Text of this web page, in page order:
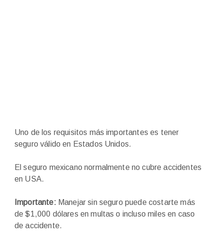
Uno de los requisitos más importantes es tener
seguro válido en Estados Unidos.
El seguro mexicano normalmente no cubre accidentes
en USA.
Importante: Manejar sin seguro puede costarte más
de $1,000 dólares en multas o incluso miles en caso
de accidente.